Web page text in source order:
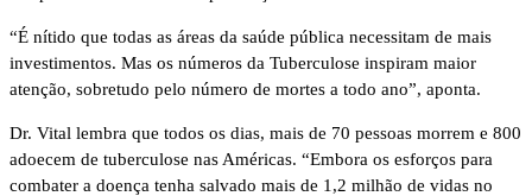
“É nítido que todas as áreas da saúde pública necessitam de mais
investimentos. Mas os números da Tuberculose inspiram maior
atenção, sobretudo pelo número de mortes a todo ano”, aponta.
Dr. Vital lembra que todos os dias, mais de 70 pessoas morrem e 800
adoecem de tuberculose nas Américas. “Embora os esforços para
combater a doença tenha salvado mais de 1,2 milhão de vidas no